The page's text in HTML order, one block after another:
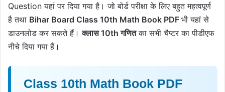
Question यहां पर दिया गया है। जो बोर्ड परीक्षा के लिए बहुत महत्वपूर्ण
है तथा Bihar Board Class 10th Math Book PDF भी यहां से
डाउनलोड कर सकते हैं।क्लास 10th गणितका सभी चैप्टर का पीडीएफ
नीचे दिया गया हैं।
Class 10th Math Book PDF